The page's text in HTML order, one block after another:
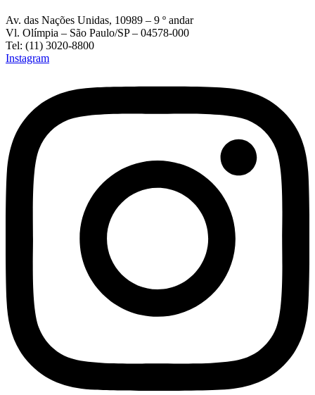
Av. das Nações Unidas, 10989 – 9 º andar
Vl. Olímpia – São Paulo/SP – 04578-000
Tel: (11) 3020-8800
Instagram